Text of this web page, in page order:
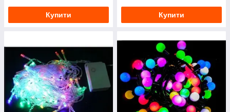
Купити Купити